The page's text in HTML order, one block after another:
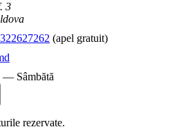
3
(apel gratuit)
Sâmbătă
rezervate.